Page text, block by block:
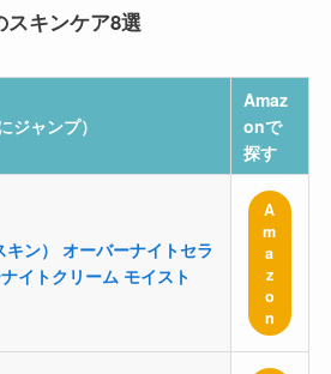
スキンケア8選
ジャンプ）
Amaz
onで
探す
ン） オーバーナイトセラ
イトクリーム モイスト
A
m
a
z
o
n